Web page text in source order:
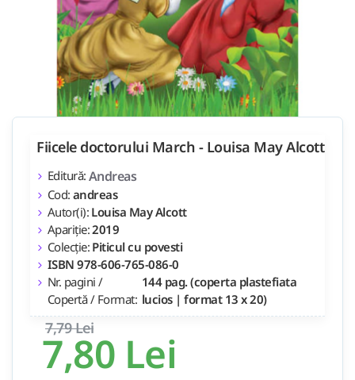
7,80 Lei
7,79 Lei
Fiicele doctorului March - Louisa May Alcott
Editură: Andreas
Cod: andreas
Autor(i): Louisa May Alcott
Apariție:2019
Colecție: Piticul cu povesti
ISBN 978-606-765-086-0
Nr. pagini /
Copertă / Format:
144 pag. (coperta plastefiata
lucios | format 13 x 20)